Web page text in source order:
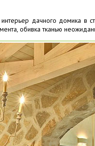
дачного домика в
обивка тканью